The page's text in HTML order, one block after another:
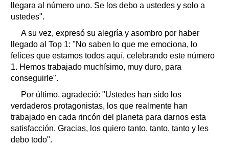
llegara al número uno. Se los debo a ustedes y solo a
ustedes".
A su vez, expresó su alegría y asombro por haber
llegado al Top 1: "No saben lo que me emociona, lo
felices que estamos todos aquí, celebrando este número
1. Hemos trabajado muchísimo, muy duro, para
conseguirle".
Por último, agradeció: "Ustedes han sido los
verdaderos protagonistas, los que realmente han
trabajado en cada rincón del planeta para darnos esta
satisfacción. Gracias, los quiero tanto, tanto, tanto y les
debo todo".